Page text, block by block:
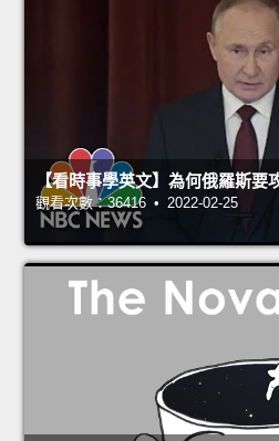
【看時事學英文】為何俄羅斯要
觀看次數：36416 • 2022-02-25